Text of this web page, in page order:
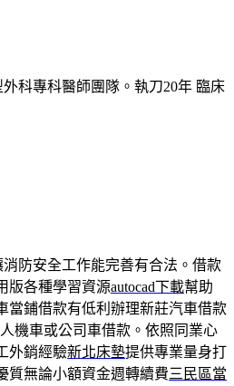
科專科醫師團隊。執刀20年 臨床
消防安全工作能完善有合法。借款
版各種學習資源autocad下載幫助
當鋪借款有低利辦理新莊汽車借款
機車或公司車借款。依照同業心
外銷經驗新北床墊提供專業量身打
質無論小額資金週轉續費三民區當